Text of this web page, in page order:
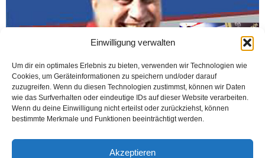
Einwilligung verwalten
Um dir ein optimales Erlebnis zu bieten, verwenden wir Technologien wie
Cookies, um Geräteinformationen zu speichern und/oder darauf
zuzugreifen. Wenn du diesen Technologien zustimmst, können wir Daten
wie das Surfverhalten oder eindeutige IDs auf dieser Website verarbeiten.
Wenn du deine Einwilligung nicht erteilst oder zurückziehst, können
bestimmte Merkmale und Funktionen beeinträchtigt werden.
Akzeptieren
İZMİR (Öztürk) 2013 yılında Almanya‘dan kesin dönüş yapan gazeteci Ali
NRW, Hessen ve Berlin...